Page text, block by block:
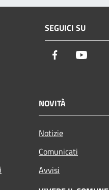
SEGUICI SU
Facebook
NOVITÀ
Notizie
Comunicati
Avvisi